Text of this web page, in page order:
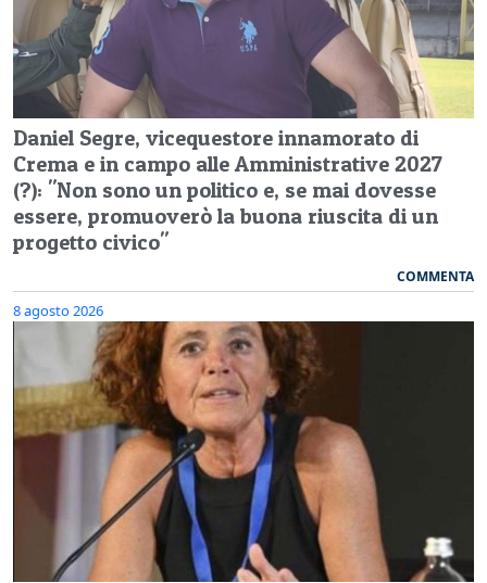
Daniel Segre, vicequestore innamorato di
Crema e in campo alle Amministrative 2027
(?): "Non sono un politico e, se mai dovesse
essere, promuoverò la buona riuscita di un
progetto civico"
COMMENTA
8 agosto 2026